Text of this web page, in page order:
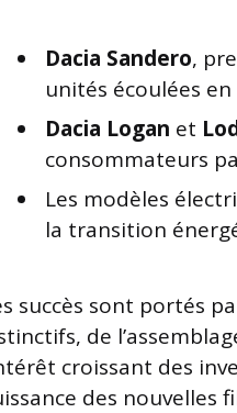
Dacia Sandero,
unités écoulées en
Dacia Logan et
consommateurs
Les modèles
la transition
succès sont portés
de
croissant des
des nouvelles